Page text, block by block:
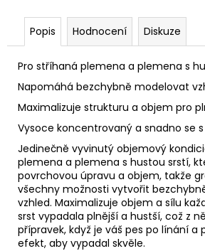
Popis Hodnocení Diskuze
Pro stříhaná plemena a plemena s
Napomáhá bezchybně modelovat
Maximalizuje strukturu a objem pro
Vysoce koncentrovaný a snadno se
Jedinečně vyvinutý objemový
plemena a plemena s hustou srstí,
povrchovou úpravu a objem, takže
všechny možnosti vytvořit
vzhled. Maximalizuje objem a sílu
srst vypadala plnější a hustší, což z
přípravek, když je váš pes po línání
efekt, aby vypadal skvěle.